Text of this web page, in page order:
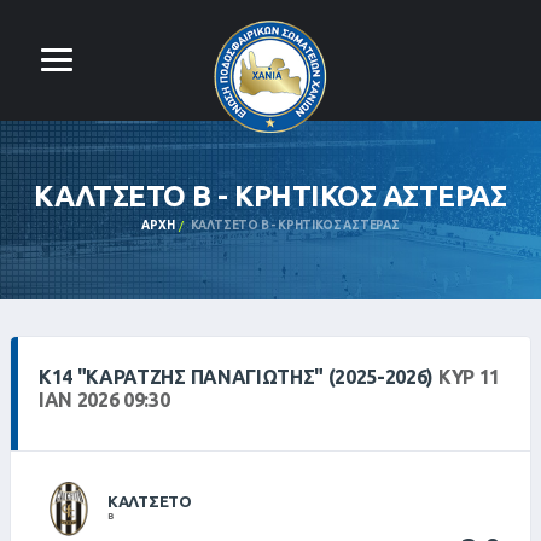
ΚΑΛΤΣΕΤΟ Β - ΚΡΗΤΙΚΟΣ ΑΣΤΕΡΑΣ
ΑΡΧΉ ΚΑΛΤΣΕΤΟ Β - ΚΡΗΤΙΚΟΣ ΑΣΤΕΡΑΣ
Κ14 "ΚΑΡΑΤΖΉΣ ΠΑΝΑΓΙΏΤΗΣ" (2025-2026) ΚΥΡ 11
ΙΑΝ 2026 09:30
ΚΑΛΤΣΕΤΟ
Β